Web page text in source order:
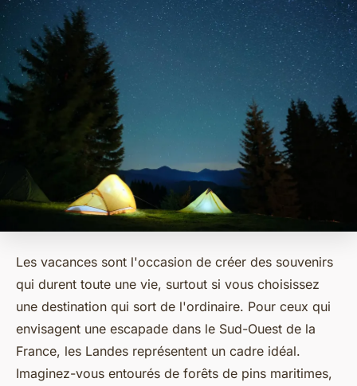
Les vacances sont l'occasion de créer des souvenirs
qui durent toute une vie, surtout si vous choisissez
une destination qui sort de l'ordinaire. Pour ceux qui
envisagent une escapade dans le Sud-Ouest de la
France, les Landes représentent un cadre idéal.
Imaginez-vous entourés de forêts de pins maritimes,